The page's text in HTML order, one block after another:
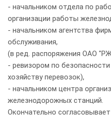
- начальником отдела по
организации работы
- начальником агентства
обслуживания,
(в ред. распоряжения ОАО
- ревизором по
хозяйству перевозок),
- начальником центра
железнодорожных станций.
Окончательно